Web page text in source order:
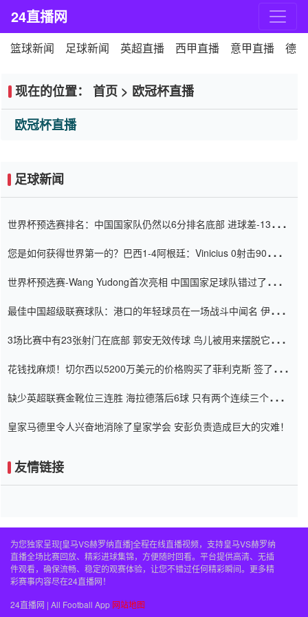
24直播网
篮球新闻 足球新闻 英超直播 西甲直播 意甲直播 德
现在的位置： 首页 > 欧冠杯直播
欧冠杯直播
足球新闻
世界杯预选赛排名：中国国家队仍然以6分排名底部 进球差-13令人
您是如何获得世界第一的？巴西1-4阿根廷：Vinicius 0射击90分钟
世界杯预选赛-Wang Yudong首次亮相 中国国家足球队错过了世界
最佳中国超级联赛球队：港口的年轻球员在一场战斗中闻名 伊万放
3场比赛中有23张射门在底部 郭安无效传球 鸟儿被用来摆脱它
花钱找麻烦！切尔西以5200万美元的价格购买了菲利克斯 签了7年
缺少英超联赛金靴位三连胜 海拉德落后6球 只有两个连续三个连续
皇家马德里令人兴奋地消除了皇家学会 安彭负责造成巨大的灾难！
友情链接
为您独家呈现[皇马VS赫罗纳直播]全程在线直播视频，支持皇马VS赫罗纳
直播全场比赛回放、精彩进球集锦，方便随时回看。平台提供高清、无插
件观看，确保流畅、稳定的观赛体验，让您不错过任何精彩瞬间。更多精
彩赛事内容尽在24直播网！
24直播网 | All Football App 网站地图